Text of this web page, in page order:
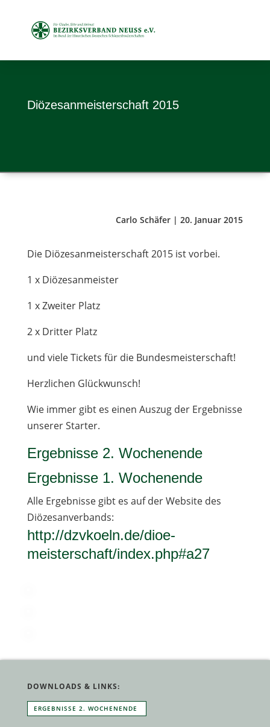
Diö­ze­san­meis­ter­schaft 2015
Carlo Schäfer | 20. Januar 2015
Die Diö­ze­san­meis­ter­schaft 2015 ist vorbei.
1 x Diözesanmeister
1 x Zwei­ter Platz
2 x Drit­ter Platz
und viele Tickets für die Bundesmeisterschaft!
Herz­li­chen Glückwunsch!
Wie immer gibt es einen Aus­zug der Ergeb­nisse
unse­rer Starter.
Ergeb­nisse 2. Wochen­ende
Ergeb­nisse 1. Wochenende
Alle Ergeb­nisse gibt es auf der Web­site des
Diözesanverbands:
http://dzvkoeln.de/dioe-
meisterschaft/index.php#a27
DOWNLOADS & LINKS:
ERGEB­NISSE 2. WOCHENENDE